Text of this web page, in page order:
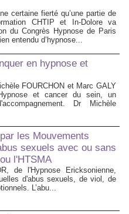
certaine fierté qu’une partie de
CHTIP et In-Dolore va
du Congrès Hypnose de Paris
entendu d’hypnose...
en hypnose et
FOURCHON et Marc GALY
et cancer du sein, un
Dr Michèle
les Mouvements
sexuels avec ou sans
l'HTSMA
de l'Hypnose Ericksonienne,
d'abus sexuels, de viol, de
L’abu...